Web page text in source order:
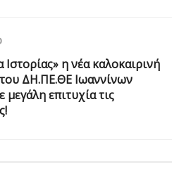
η νέα καλοκαιρινή
ΔΗ.ΠΕ.ΘΕ Ιωαννίνων
μεγάλη επιτυχία τις